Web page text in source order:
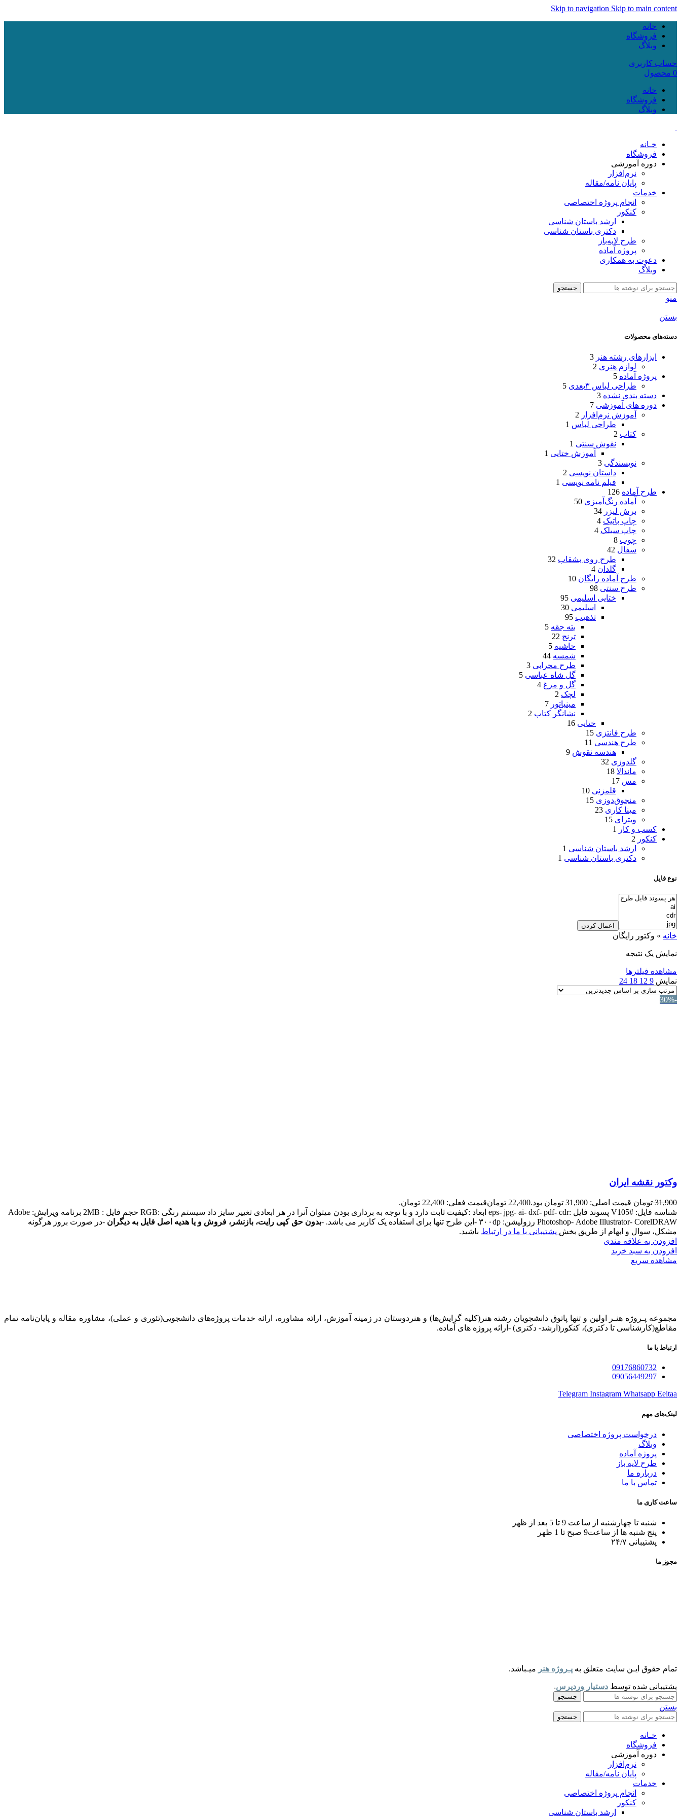
Skip to navigation Skip to main content
خانه
فروشگاه
وبلاگ
حساب کاربری
0 محصول
خانه
فروشگاه
وبلاگ
خـانه
فروشگاه
دوره آموزشی
نرم‌افزار
پایان نامه/مقاله
خدمات
انجام پروژه اختصاصی
کنکور
ارشد باستان شناسی
دکتری باستان شناسی
طرح لایه‌باز
پروژه آماده
دعوت به همکاری
وبلاگ
جستجو
منو
بستن
دسته‌های محصولات
ابزارهای رشته هنر 3
لوازم هنری 2
پروژه آماده 5
طراحی لباس ۳بعدی
5
دسته بندی نشده 3
دوره های آموزشی 7
آموزش نرم‌افزار 2
طراحی لباس 1
کتاب 2
نقوش سنتی 1
آموزش ختایی 1
نویسندگی 3
داستان نویسی 2
فیلم نامه نویسی 1
طرح آماده 126
آماده رنگ‌آمیزی 50
برش لیزر 34
چاپ باتیک 4
چاپ سیلک 4
چوب 8
سفال 42
طرح روی بشقاب 32
گلدان 4
طرح آماده رایگان 10
طرح سنتی 98
ختایی اسلیمی 95
اسلیمی 30
تذهیب 95
بته جقه 5
ترنج 22
حاشیه 5
شمسه 44
طرح محرابی 3
گل شاه عباسی 5
گل و مرغ 4
لچک 2
مینیاتور 7
نشانگر کتاب 2
ختایی 16
طرح فانتزی 15
طرح هندسی 11
هندسه نقوش 9
گلدوزی 32
ماندالا 18
مس 17
قلمزنی 10
منجوق‌دوزی 15
مینا کاری 23
ویترای 15
کسب و کار
1
کنکور 2
ارشد باستان شناسی 1
دکتری باستان شناسی 1
نوع فایل
اعمال کردن
خانه » وکتور رایگان
نمایش یک نتیجه
مشاهده فیلترها
نمایش 9
12
18
24
-30%
وکتور نقشه ایران
31,900 تومان قیمت اصلی: 31,900 تومان بود. 22,400 تومانقیمت فعلی: 22,400 تومان.
شناسه فایل: #V105 پسوند فایل :eps- jpg- ai- dxf- pdf- cdr ابعاد :کیفیت ثابت دارد و با توجه به برداری بودن میتوان آنرا در هر ابعادی تغییر سایز داد سیستم رنگی :RGB حجم فایل : 2MB برنامه ویرایش: Adobe
Photoshop- Adobe Illustrator- CorelDRAW رزولیشن: ۳۰۰dp -این طرح تنها برای استفاده یک کاربر می باشد. -
بدون حق کپی رایت، بازنشر، فروش و یا هدیه اصل فایل به دیگران -در صورت بروز هرگونه
مشکل، سوال و ابهام از طریق بخش پشتیبانی با ما در ارتباط باشید.
افزودن به علاقه مندی
افزودن به سبد خرید
مشاهده سریع
مجموعه پـروژه‌ هنـر اولین و تنها پاتوق دانشجویان رشته هنر(کلیه گرایش‌ها) و هنردوستان در زمینه آموزش، ارائه‌ مشاوره‌، ارائه خدمات پروژه‌های‌ دانشجویی(تئوری و عملی)، مشاوره مقاله و پایان‌نامه تمام
مقاطع(کارشناسی تا دکتری)، کنکور(ارشد- دکتری) -ارائه پروژه های آماده.
ارتباط با ما
09176860732
09056449297
Telegram Instagram Whatsapp Eeitaa
لینک‌های مهم
درخواست پروژه اختصاصی
وبلاگ
پروژه آماده
طرح لایه باز
درباره ما
تماس با ما
ساعت کاری ما
شنبه تا چهارشنبه از ساعت 9 تا 5 بعد از ظهر
پنج شنبه ها از ساعت9 صبح تا 1 ظهر
پشتیبانی ۲۴/۷
مجوز ما
تمام حقوق ایـن سایت متعلق به پـروژه هنر میـباشد.
پشتیبانی شده توسط دستیار وردپرس.
جستجو
بستن
جستجو
خـانه
فروشگاه
دوره آموزشی
نرم‌افزار
پایان نامه/مقاله
خدمات
انجام پروژه اختصاصی
کنکور
ارشد باستان شناسی